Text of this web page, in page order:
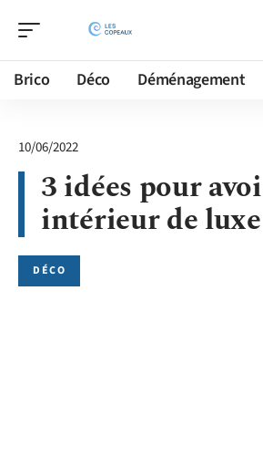
Brico Déco Déménagement
10/06/2022
3 idées pour
intérieur de luxe
DÉCO